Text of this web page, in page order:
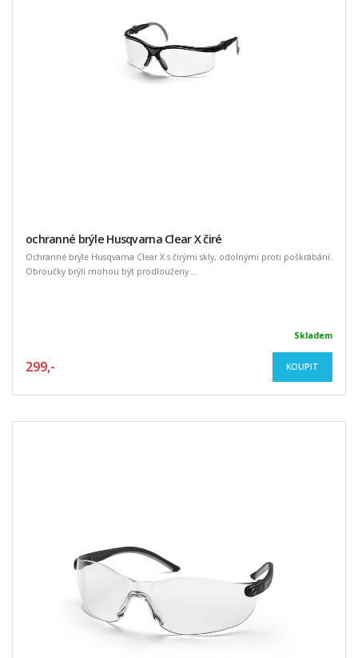
ochranné brýle Husqvarna Clear X čiré
Ochranné brýle Husqvarna Clear X s čirými skly, odolnými proti poškrábání.
Obroučky brýlí mohou být prodlouženy ...
Skladem
299,- KOUPIT